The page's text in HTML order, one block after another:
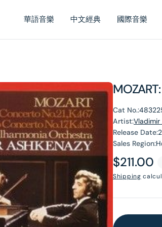
華語音樂 中文經典 國際音樂
Cat No.:
Artist:Vladimir
Release Date:
Sales Region:
Regular
price
$211.00
Shipping